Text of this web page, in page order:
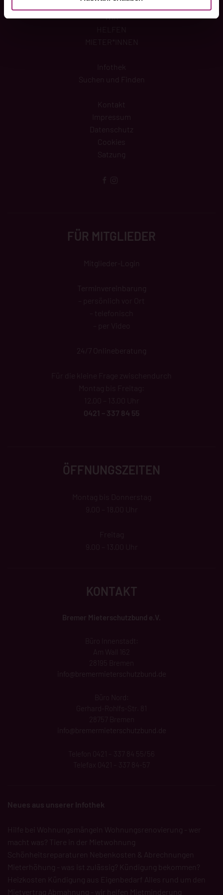
WIR
HELFEN
MIETER*INNEN
Infothek
Suchen und Finden
Kontakt
Impressum
Datenschutz
Cookies
Satzung
FÜR MITGLIEDER
Mitglieder-Login
Terminvereinbarung
– per Video
24/7 Onlineberatung
Für die kleine Frage zwischendurch
Montag bis Freitag:
0421 – 337 84 55
ÖFFNUNGSZEITEN
Montag bis Donnerstag
9.00 – 18.00 Uhr
Freitag
9.00 – 13.00 Uhr
KONTAKT
Bremer Mieterschutzbund e.V.
Am Wall 162
28195 Bremen
info@ bremermieterschutzbund .de
Büro Nord:
Gerhard-Rohlfs-Str. 81
28757 Bremen
info@bremermieterschutzbund.de
Telefon 0421 – 337 84 55/56
Telefax 0421 – 337 84-57
Neues aus unserer Infothek
Hilfe bei Wohnungsmängeln Wohnungsrenovierung - wer
macht was? Tiere in der Mietwohnung
Schönheitsreparaturen Nebenkosten & Abrechnungen
Mieterhöhung - was ist zulässig? Kündigung bekommen?
Heizkosten Kündigung aus Eigenbedarf Alles rund um den
Mietvertrag Abmahnung - wir helfen Mietminderung